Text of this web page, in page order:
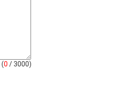
(0 / 3000)